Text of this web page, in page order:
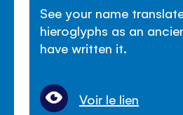
See your name
hieroglyphs as an
have written it.
Voir le lien